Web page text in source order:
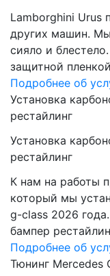
Lamborghini Urus
других машин. Мы
сияло и
защитной
Подробнее об
Установка
рестайлинг
Установка
рестайлинг
К нам на работы
который мы
g-class 2026
бампер
Подробнее об
Тюнинг Mercedes